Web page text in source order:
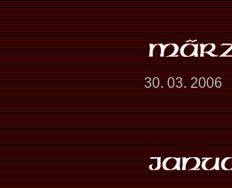
30. 03. 2006